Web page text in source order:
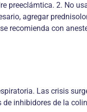
preeclámtica. 2. No
agregar
recomienda con
Las crisis
inhibidores de la